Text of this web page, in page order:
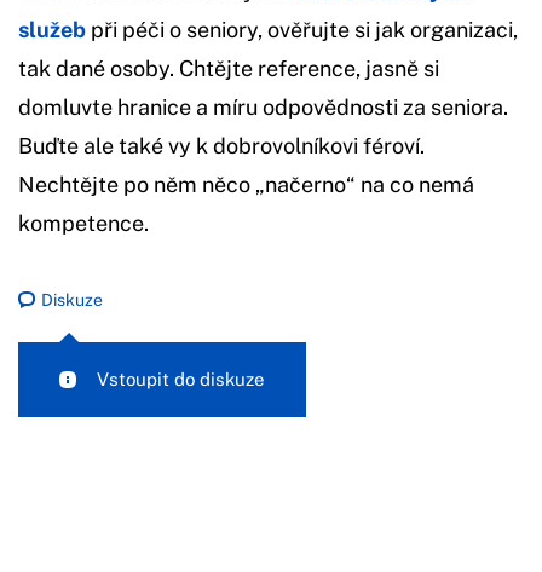
služeb při péči o seniory, ověřujte si jak organizaci,
tak dané osoby. Chtějte reference, jasně si
domluvte hranice a míru odpovědnosti za seniora.
Buďte ale také vy k dobrovolníkovi féroví.
Nechtějte po něm něco „načerno“ na co nemá
kompetence.
Diskuze
Vstoupit do diskuze